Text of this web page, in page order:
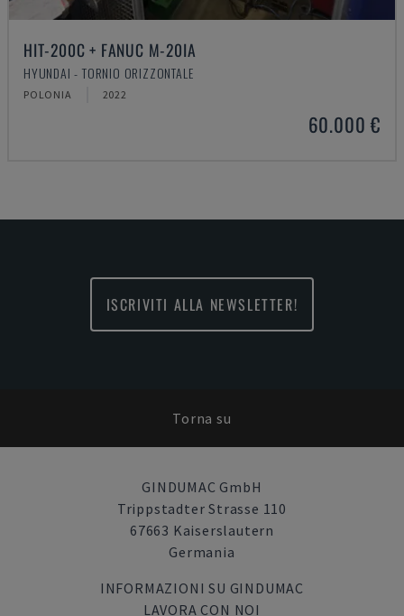
HIT-200C + FANUC M-20IA
HYUNDAI - TORNIO ORIZZONTALE
POLONIA 2022
60.000 €
ISCRIVITI ALLA NEWSLETTER!
Torna su
GINDUMAC GmbH
Trippstadter Strasse 110
67663 Kaiserslautern
Germania
INFORMAZIONI SU GINDUMAC
LAVORA CON NOI